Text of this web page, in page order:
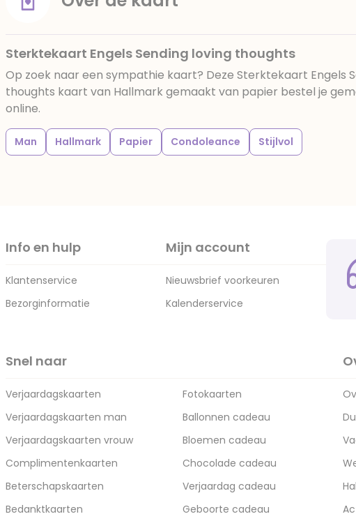
Sterktekaart Engels Sending loving thoughts
Op zoek naar een sympathie kaart? Deze Sterktekaart Engels
thoughts kaart van Hallmark gemaakt van papier bestel je
online.
Man Hallmark Papier Condoleance Stijlvol
Info en hulp
Klantenservice
Bezorginformatie
Mijn account
Nieuwsbrief voorkeuren
Kalenderservice
Snel naar
Verjaardagskaarten
Verjaardagskaarten man
Verjaardagskaarten vrouw
Complimentenkaarten
Beterschapskaarten
Bedanktkaarten
Fotokaarten
Ballonnen cadeau
Bloemen cadeau
Chocolade cadeau
Verjaardag cadeau
Geboorte cadeau